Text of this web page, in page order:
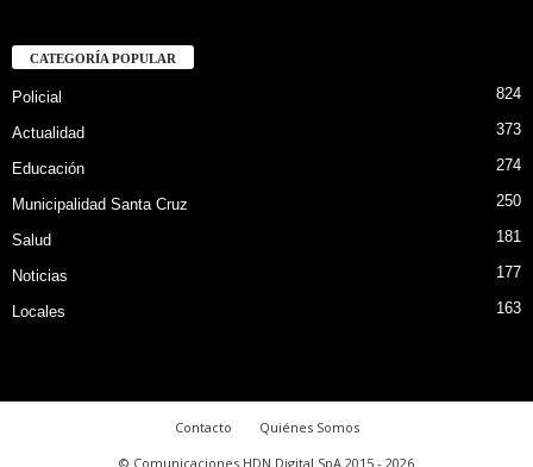
CATEGORÍA POPULAR
Policial 824
Actualidad 373
Educación 274
Municipalidad Santa Cruz 250
Salud 181
Noticias 177
Locales 163
Contacto
Quiénes Somos
© Comunicaciones HDN Digital SpA 2015 - 2026